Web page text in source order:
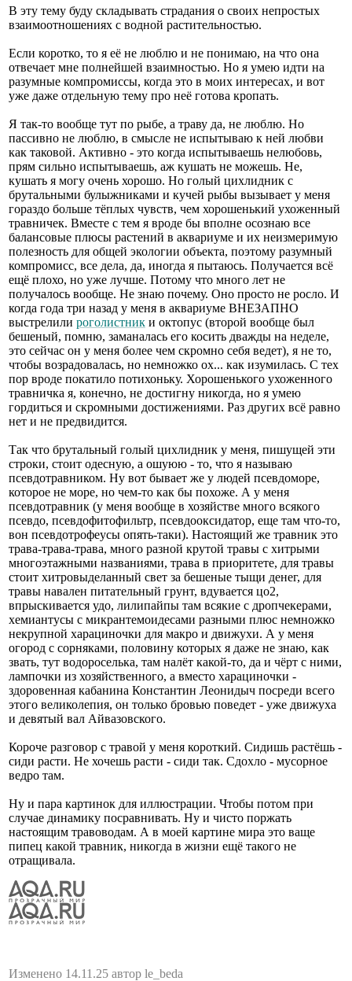
В эту тему буду складывать страдания о своих непростых
взаимоотношениях с водной растительностью.
Если коротко, то я её не люблю и не понимаю, на что она
отвечает мне полнейшей взаимностью. Но я умею идти на
разумные компромиссы, когда это в моих интересах, и вот
уже даже отдельную тему про неё готова кропать.
Я так-то вообще тут по рыбе, а траву да, не люблю. Но
пассивно не люблю, в смысле не испытываю к ней любви
как таковой. Активно - это когда испытываешь нелюбовь,
прям сильно испытываешь, аж кушать не можешь. Не,
кушать я могу очень хорошо. Но голый цихлидник с
брутальными булыжниками и кучей рыбы вызывает у меня
гораздо больше тёплых чувств, чем хорошенький ухоженный
травничек. Вместе с тем я вроде бы вполне осознаю все
балансовые плюсы растений в аквариуме и их неизмеримую
полезность для общей экологии объекта, поэтому разумный
компромисс, все дела, да, иногда я пытаюсь. Получается всё
ещё плохо, но уже лучше. Потому что много лет не
получалось вообще. Не знаю почему. Оно просто не росло. И
когда года три назад у меня в аквариуме ВНЕЗАПНО
выстрелили роголистник и октопус (второй вообще был
бешеный, помню, заманалась его косить дважды на неделе,
это сейчас он у меня более чем скромно себя ведет), я не то,
чтобы возрадовалась, но немножко ох... как изумилась. С тех
пор вроде покатило потихоньку. Хорошенького ухоженного
травничка я, конечно, не достигну никогда, но я умею
гордиться и скромными достижениями. Раз других всё равно
нет и не предвидится.
Так что брутальный голый цихлидник у меня, пишущей эти
строки, стоит одесную, а ошуюю - то, что я называю
псевдотравником. Ну вот бывает же у людей псевдоморе,
которое не море, но чем-то как бы похоже. А у меня
псевдотравник (у меня вообще в хозяйстве много всякого
псевдо, псевдофитофильтр, псевдооксидатор, еще там что-то,
вон псевдотрофеусы опять-таки). Настоящий же травник это
трава-трава-трава, много разной крутой травы с хитрыми
многоэтажными названиями, трава в приоритете, для травы
стоит хитровыделанный свет за бешеные тыщи денег, для
травы навален питательный грунт, вдувается цо2,
впрыскивается удо, лилипайпы там всякие с дропчекерами,
хемиантусы с микрантемоидесами разными плюс немножко
некрупной харациночки для макро и движухи. А у меня
огород с сорняками, половину которых я даже не знаю, как
звать, тут водороселька, там налёт какой-то, да и чёрт с ними,
лампочки из хозяйственного, а вместо харациночки -
здоровенная кабанина Константин Леонидыч посреди всего
этого великолепия, он только бровью поведет - уже движуха
и девятый вал Айвазовского.
Короче разговор с травой у меня короткий. Сидишь растёшь -
сиди расти. Не хочешь расти - сиди так. Сдохло - мусорное
ведро там.
Ну и пара картинок для иллюстрации. Чтобы потом при
случае динамику посравнивать. Ну и чисто поржать
настоящим травоводам. А в моей картине мира это ваще
пипец какой травник, никогда в жизни ещё такого не
отращивала.
Изменено 14.11.25 автор le_beda